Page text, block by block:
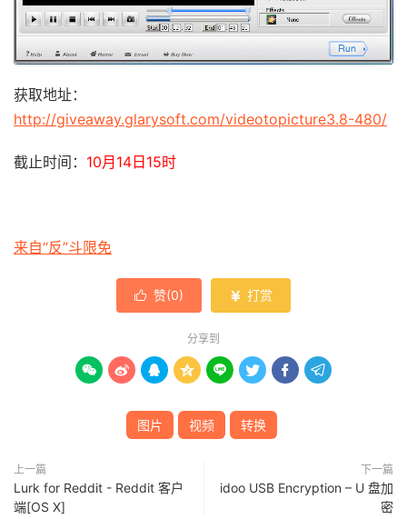
获取地址：
http://giveaway.glarysoft.com/videotopicture3.8-480/
截止时间： 10月14日15时
来自“反”斗限免
 赞(0)  打赏
分享到
       
图片 视频 转换
上一篇
Lurk for Reddit - Reddit 客户
端[OS X]
下一篇
idoo USB Encryption – U 盘加
密